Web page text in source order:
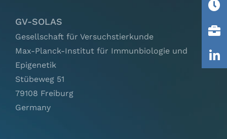
Links
Kontakt
GV-SOLAS
Gesellschaft für Versuchstierkunde
Max-Planck-Institut für Immunbiologie und
Epigenetik
Stübeweg 51
79108 Freiburg
Germany